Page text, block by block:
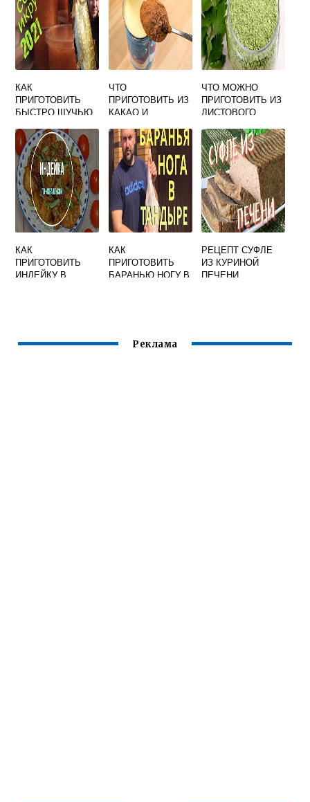
КАК
ПРИГОТОВИТЬ
БЫСТРО ЩУЧЬЮ
ЧТО
ПРИГОТОВИТЬ ИЗ
КАКАО И
ЧТО МОЖНО
ПРИГОТОВИТЬ ИЗ
ЛИСТОВОГО
КАК
ПРИГОТОВИТЬ
ИНДЕЙКУ В
КАК
ПРИГОТОВИТЬ
БАРАНЬЮ НОГУ В
РЕЦЕПТ СУФЛЕ
ИЗ КУРИНОЙ
ПЕЧЕНИ
Реклама